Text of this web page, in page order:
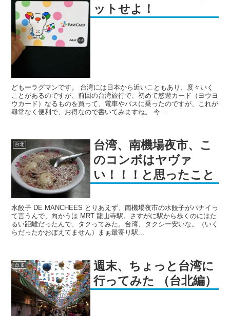
ットせよ！
どもーラグマンです。 台湾には日本から近いこともあり、度々いく
ことがあるのですが、前回の台湾旅行で、初めて悠遊カード（ヨウヨ
ウカード）なるものを買って、電車やバスに乗ったのですが、これが
尋常なく便利で、お得なので書いてみますね。 今...
台北
台湾、南機場夜市、こ
のコンボはヤヴァ
い！！！と思ったこと
水餃子 DE MANCHEES とりあえず、南機場夜市の水餃子がパナイっ
て言うんで、向かうは MRT 龍山寺駅。さすがに駅から歩くのにはた
るい距離だったんで、タクってみた。台湾、タクシー安いな。（いく
らだったかおぼえてません）まぁ最寄り駅...
台北
週末、ちょっと台湾に
行ってみた （台北編）